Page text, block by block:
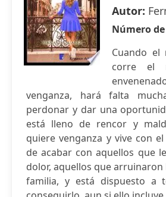
Autor:
Número
Cuando
corre el
venganza, hará falta
perdonar y dar una
está lleno de rencor y
quiere venganza y vive con
de acabar con aquellos que
dolor, aquellos que arruinaron
familia, y está dispuesto a